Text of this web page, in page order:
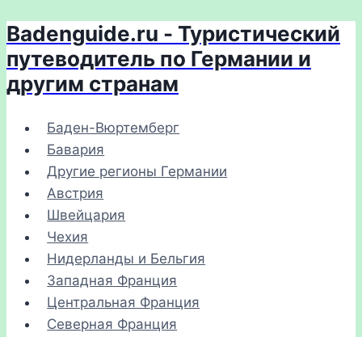
Перейти
к
содержимому
Badenguide.ru - Туристический
путеводитель по Германии и
другим странам
Баден-Вюртемберг
Бавария
Другие регионы Германии
Австрия
Швейцария
Чехия
Нидерланды и Бельгия
Западная Франция
Центральная Франция
Северная Франция